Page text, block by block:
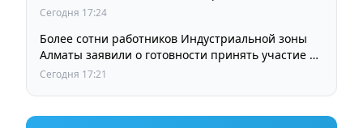
Сегодня 17:24
Более сотни работников Индустриальной зоны
Алматы заявили о готовности принять участие в
выборах членов Курылтая
Сегодня 17:21